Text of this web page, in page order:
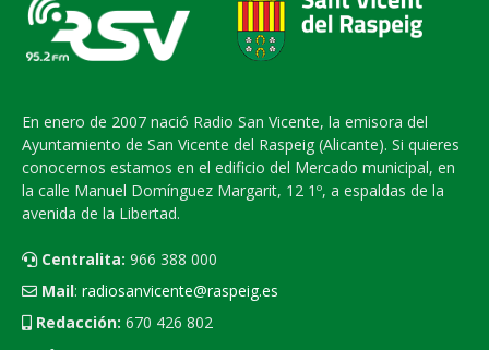
En enero de 2007 nació Radio San Vicente, la emisora del
Ayuntamiento de San Vicente del Raspeig (Alicante). Si quieres
conocernos estamos en el edificio del Mercado municipal, en
la calle Manuel Domínguez Margarit, 12 1º, a espaldas de la
avenida de la Libertad.
Centralita: 966 388 000
Mail: radiosanvicente@raspeig.es
Redacción: 670 426 802